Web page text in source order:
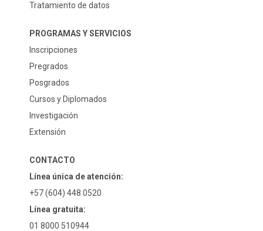
Tratamiento de datos
PROGRAMAS Y SERVICIOS
Inscripciones
Pregrados
Posgrados
Cursos y Diplomados
Investigación
Extensión
CONTACTO
Línea única de atención:
+57 (604) 448 0520
Línea gratuita:
01 8000 510944